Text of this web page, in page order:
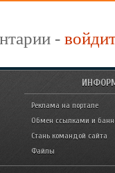
-
Реклама на портале
Обмен ссылками и
Стань командой сайта
Файлы